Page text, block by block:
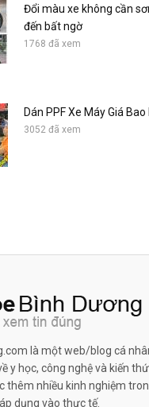
Đổi màu xe không cần
đến bất ngờ
1768 đã xem
Dán PPF Xe Máy Giá Bao
3052 đã xem
là một web/blog cá
y học, công nghệ và kiến
thêm nhiều kinh nghiệm
dụng vào thực tế.